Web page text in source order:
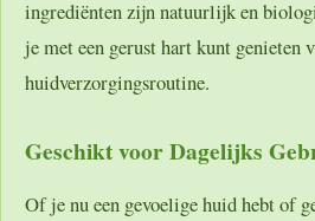
ingrediënten zijn natuurlijk en
je met een gerust hart kunt genieten
huidverzorgingsroutine.
Geschikt voor Dagelijks
Of je nu een gevoelige huid hebt of